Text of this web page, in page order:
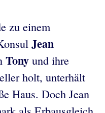
zu einem
Jean
Tony und ihre
holt, unterhält
Haus. Doch Jean